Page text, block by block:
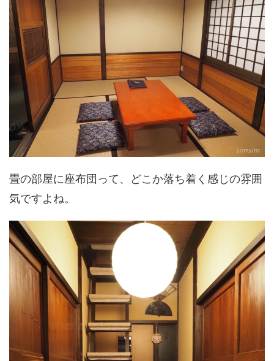
畳の部屋に座布団って、どこか落ち着く感じの雰囲
気ですよね。